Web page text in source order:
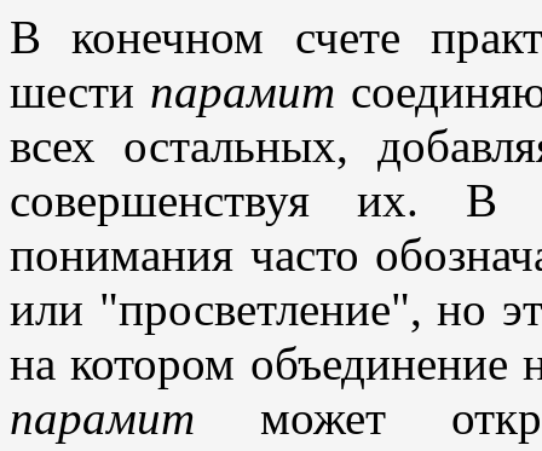
В конечном счете
шести парамит
всех остальных,
совершенствуя их. В
понимания часто
или "просветление", но
на котором объединение
парамит может